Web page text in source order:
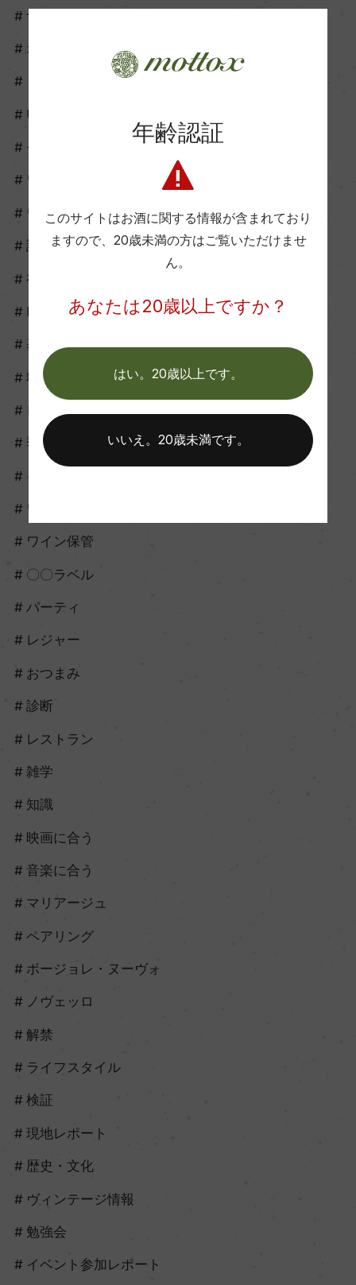
ナチュールワイン
オレンジワイン
UNCORK
モトックスオンライン
ワイングッズ
ワイナリーツアー
試飲会
初心者向け
howto
基礎知識
料理に合う
レシピ
季節に合う
イベントに合う
ワイン開け方
ワイン保管
〇〇ラベル
パーティ
レジャー
おつまみ
診断
レストラン
雑学
知識
映画に合う
音楽に合う
マリアージュ
ペアリング
ボージョレ・ヌーヴォ
ノヴェッロ
解禁
ライフスタイル
検証
現地レポート
歴史・文化
ヴィンテージ情報
勉強会
イベント参加レポート
年齢認証
このサイトはお酒に関する情報が含まれており
ますので、 20歳未満の方はご覧いただけませ
ん。
あなたは20歳以上ですか？
はい。20歳以上です。
いいえ。20歳未満です。